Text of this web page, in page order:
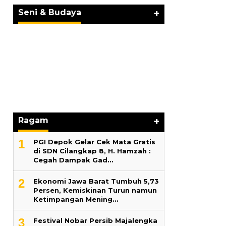
Seni & Budaya +
BERKARYA UNTUK PE…
Ragam +
1
PGI Depok Gelar Cek Mata Gratis
di SDN Cilangkap 8, H. Hamzah :
Cegah Dampak Gad…
2
Ekonomi Jawa Barat Tumbuh 5,73
Persen, Kemiskinan Turun namun
Ketimpangan Mening…
3
Festival Nobar Persib Majalengka